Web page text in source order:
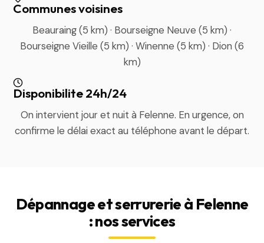
Communes voisines
Beauraing (5 km) · Bourseigne Neuve (5 km) ·
Bourseigne Vieille (5 km) · Winenne (5 km) · Dion (6
km)
Disponibilite 24h/24
On intervient jour et nuit à Felenne. En urgence, on
confirme le délai exact au téléphone avant le départ.
Dépannage et serrurerie à Felenne
: nos services